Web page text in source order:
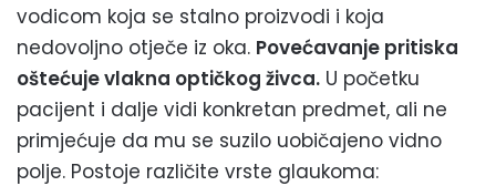
vodicom koja se stalno proizvodi i koja
nedovoljno otječe iz oka. Povećavanje pritiska
oštećuje vlakna optičkog živca. U početku
pacijent i dalje vidi konkretan predmet, ali ne
primjećuje da mu se suzilo uobičajeno vidno
polje. Postoje različite vrste glaukoma: